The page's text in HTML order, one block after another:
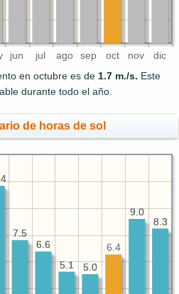
jun jul ago sep oct nov dic
en octubre es de 1.7 m./s. Este
durante todo el año.
de horas de sol
8.3
9.0
5.0
5.1
6.6
7.5
8.3
9.0
6.4
5.0
5.1
6.6
7.5